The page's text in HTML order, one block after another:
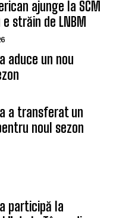
ajunge la SCM
străin de LNBM
un nou
a transferat un